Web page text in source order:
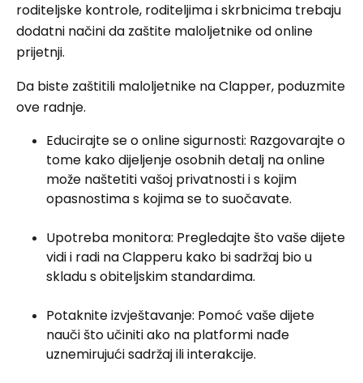
roditeljske kontrole, roditeljima i skrbnicima trebaju
dodatni načini da zaštite maloljetnike od online
prijetnji.
Da biste zaštitili maloljetnike na Clapper, poduzmite
ove radnje.
Educirajte se o online sigurnosti: Razgovarajte o
tome kako dijeljenje osobnih detalj na online
može naštetiti vašoj privatnosti i s kojim
opasnostima s kojima se to suočavate.
Upotreba monitora: Pregledajte što vaše dijete
vidi i radi na Clapperu kako bi sadržaj bio u
skladu s obiteljskim standardima.
Potaknite izvještavanje: Pomoć vaše dijete
nauči što učiniti ako na platformi nađe
uznemirujući sadržaj ili interakcije.